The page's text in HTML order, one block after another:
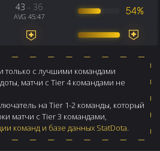
43 - 36
AVG 45:47 54%
только с лучшими командами
матчи с Tier 4 командами не
на Tier 1-2 команды, который
матчи с Tier 3 командами,
команд и базе данных StatDota.